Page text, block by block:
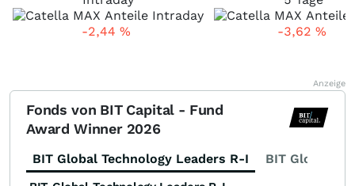
-2,44 % -3,62 %
Anzeige
Fonds von BIT Capital - Fund
Award Winner 2026
BIT Global Technology Leaders R-I BIT Global